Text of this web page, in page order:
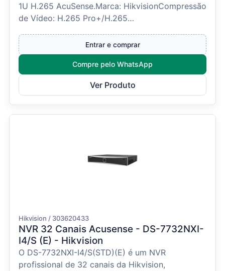
1U H.265 AcuSense.Marca: HikvisionCompressão
de Vídeo: H.265 Pro+/H.265
Entrar e comprar
Compre pelo WhatsApp
Ver Produto
Hikvision / 303620433
NVR 32 Canais Acusense - DS-7732NXI-
I4/S (E) - Hikvision
O DS-7732NXI-I4/S(STD)(E) é um NVR
profissional de 32 canais da Hikvision,